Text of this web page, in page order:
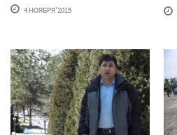
4 НОЯБРЯ'2015